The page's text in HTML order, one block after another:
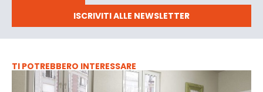
ISCRIVITI ALLE NEWSLETTER
TI POTREBBERO INTERESSARE